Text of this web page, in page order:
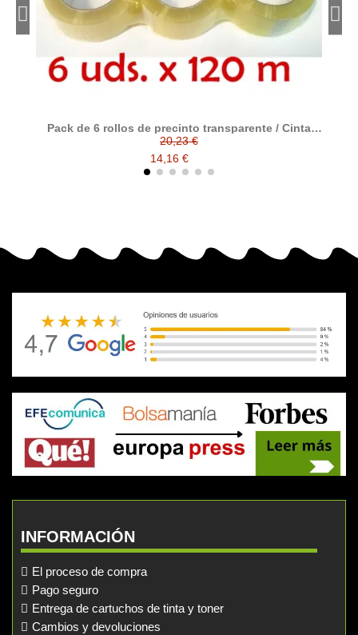
Pack de 6 rollos de precinto transparente / Cinta
adhesiva de polipropileno transparente tamaño 120
metros x 48 ancho
20,23 €
14,16 €
INFORMACIÓN
El proceso de compra
Pago seguro
Entrega de cartuchos de tinta y toner
Cambios y devoluciones